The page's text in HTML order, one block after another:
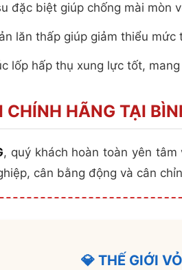
đặc biệt giúp chống mài mòn
lăn thấp giúp giảm thiểu mức
lốp hấp thụ xung lực tốt,
HÃNG TẠI
, quý khách hoàn toàn yên tâm
cân bằng động và cân
💎 THẾ GIỚI